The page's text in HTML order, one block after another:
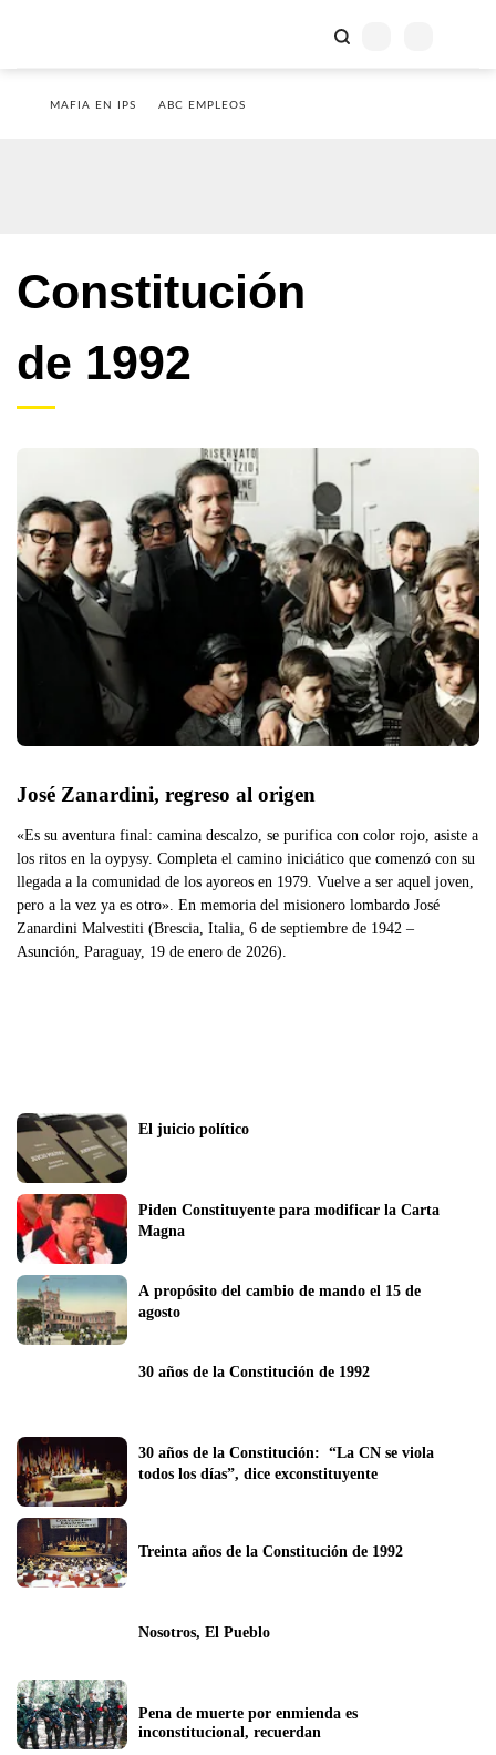
MAFIA EN IPS ABC EMPLEOS
Constitución
de 1992
José Zanardini, regreso al origen
«Es su aventura final: camina descalzo, se purifica con color rojo, asiste a
los ritos en la oypysy. Completa el camino iniciático que comenzó con su
llegada a la comunidad de los ayoreos en 1979. Vuelve a ser aquel joven,
pero a la vez ya es otro». En memoria del misionero lombardo José
Zanardini Malvestiti (Brescia, Italia, 6 de septiembre de 1942 –
Asunción, Paraguay, 19 de enero de 2026).
Piden Constituyente para modificar la Carta
Magna
A propósito del cambio de mando el 15 de
30 años de la Constitución de 1992
30 años de la Constitución:  “La CN se viola
todos los días”, dice exconstituyente
Treinta años de la Constitución de 1992
Nosotros, El Pueblo
Pena de muerte por enmienda es